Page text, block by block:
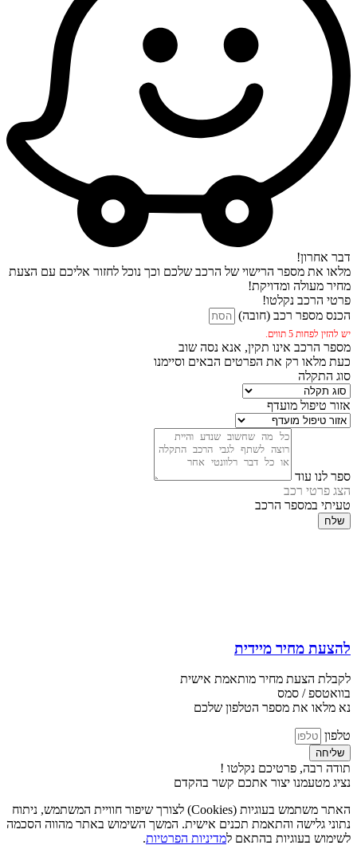
דבר אחרון!
מלאו את מספר הרישוי של הרכב שלכם וכך נוכל לחזור אליכם עם הצעת
מחיר מעולה ומדויקת!
פרטי הרכב נקלטו!
הכנס מספר רכב (חובה)
יש להזין לפחות 5 תווים.
מספר הרכב אינו תקין, אנא נסה שוב
כעת מלאו רק את הפרטים הבאים וסיימנו
סוג התקלה
אזור טיפול מועדף
ספר לנו עוד
הצג פרטי רכב
טעיתי במספר הרכב
שלח
להצעת מחיר מיידית
לקבלת הצעת מחיר מותאמת אישית
בוואטספ / סמס
נא מלאו את מספר הטלפון שלכם
טלפון
שליחה
תודה רבה, פרטיכם נקלטו !
נציג מטעמנו יצור אתכם קשר בהקדם
האתר משתמש בעוגיות (Cookies) לצורך שיפור חוויית המשתמש, ניתוח
נתוני גלישה והתאמת תכנים אישית. המשך השימוש באתר מהווה הסכמה
לשימוש בעוגיות בהתאם למדיניות הפרטיות.